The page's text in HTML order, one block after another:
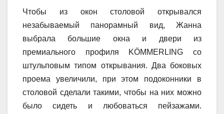
Чтобы из окон столовой открывался
незабываемый панорамный вид, Жанна
выбрала большие окна и двери из
премиального профиля KÖMMERLING со
штульповым типом открывания. Два боковых
проема увеличили, при этом подоконники в
столовой сделали такими, чтобы на них можно
было сидеть и любоваться пейзажами.